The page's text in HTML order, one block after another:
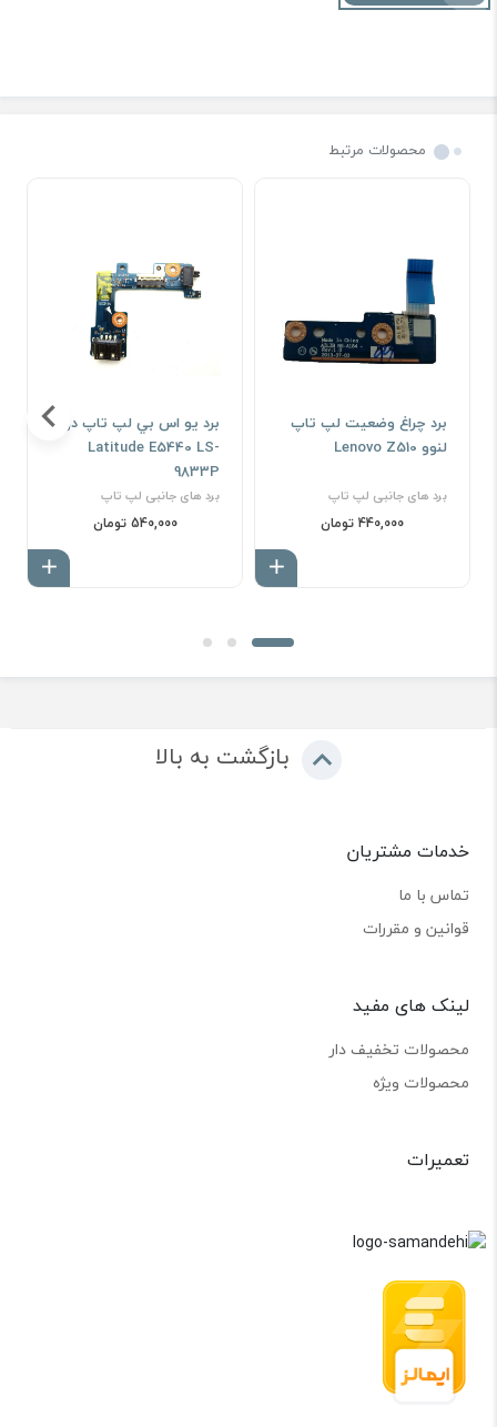
محصولات مرتبط
برد چراغ وضعیت لپ تاپ
لنوو Lenovo Z510
برد های جانبی لپ تاپ
440,000 تومان
برد يو اس بي لپ تاپ دل
Latitude E5440 LS-
9833P
برد های جانبی لپ تاپ
540,000 تومان
بازگشت به بالا
خدمات مشتریان
تماس با ما
قوانین و مقررات
لینک های مفید
محصولات تخفیف دار
محصولات ویژه
تعمیرات